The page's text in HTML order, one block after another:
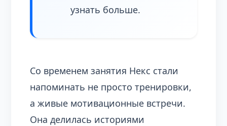
узнать больше.
Со временем занятия Некс стали
напоминать не просто тренировки,
а живые мотивационные встречи.
Она делилась историями